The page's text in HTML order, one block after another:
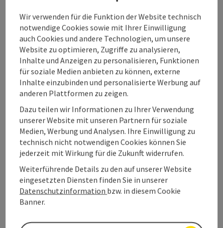
BERGESEEN TRAIL
an Traumpfaden. Zumindest eine der über 40
Touren sollte jeder in seiner Sommerfrische
erwandern.
Über 370 Kilometer führt der BergeSeen Trail
durch malerische Landschaften und idyllische
Natur und vorbei an tiefblauen Seen, die zum
Verweilen einladen.
Über 14.000 Höhenmeter
schönsten Fernwanderwegen in Österreich
zählt und unzählige
alpine und regionale
Variationen mit sich bringt.
BergeSeen Trail
BERGESEEN TRAIL - Karte umdrehen
Naturerlebnis zwischen Berg
Wir verwenden für die Funktion der Website technisch
notwendige Cookies sowie mit Ihrer Einwilligung
auch Cookies und andere Technologien, um unsere
Website zu optimieren, Zugriffe zu analysieren,
Inhalte und Anzeigen zu personalisieren, Funktionen
für soziale Medien anbieten zu können, externe
Inhalte einzubinden und personalisierte Werbung auf
anderen Plattformen zu zeigen.
Dazu teilen wir Informationen zu Ihrer Verwendung
unserer Website mit unseren Partnern für soziale
Medien, Werbung und Analysen. Ihre Einwilligung zu
technisch nicht notwendigen Cookies können Sie
jederzeit mit Wirkung für die Zukunft widerrufen.
Weiterführende Details zu den auf unserer Website
eingesetzten Diensten finden Sie in unserer
Datenschutzinformation bzw. in diesem Cookie
Banner.